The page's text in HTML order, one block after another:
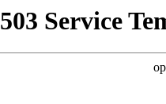
503 Service